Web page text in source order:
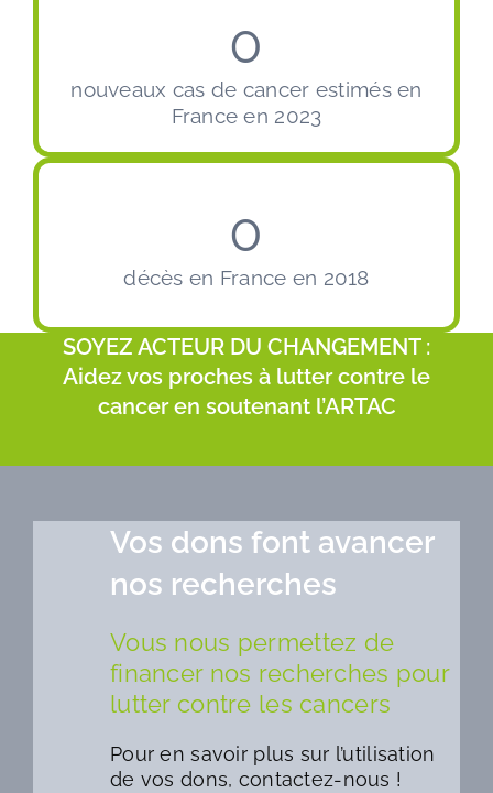
0
nouveaux cas de cancer estimés en
France en 2023
0
décès en France en 2018
SOYEZ ACTEUR DU CHANGEMENT :
Aidez vos proches à lutter contre le
cancer en soutenant l’ARTAC
Vos dons font avancer
nos recherches
Vous nous permettez de
financer nos recherches pour
lutter contre les cancers
Pour en savoir plus sur l’utilisation
de vos dons, contactez-nous !